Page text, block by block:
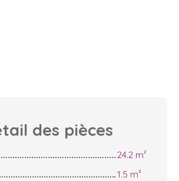
des pièces
24.2 m²
1.5 m²